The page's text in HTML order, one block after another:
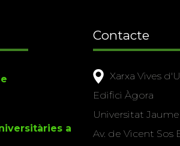
a
Contacte
Xarxa Vives
Edifici Àgora
Universitat Jaume
Av. de Vicent Sos